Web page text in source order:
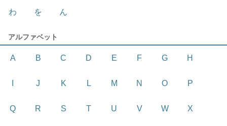
わ を ん
アルファベット
A B C D E F G H
J K L M N O P
Q R S T U V W X